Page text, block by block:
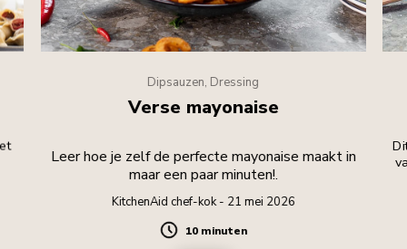
Dipsauzen, Dressing
Verse mayonaise
Leer hoe je zelf de perfecte mayonaise maakt in
maar een paar minuten!.
KitchenAid chef-kok - 21 mei 2026
Duration
10 minuten